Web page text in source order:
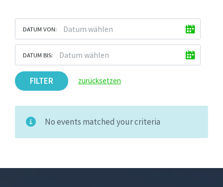
DATUM VON:
DATUM BIS:
FILTER zurücksetzen
No events matched your criteria